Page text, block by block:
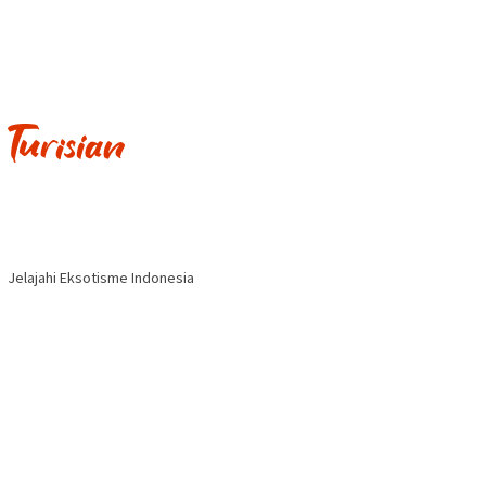
Jelajahi Eksotisme Indonesia